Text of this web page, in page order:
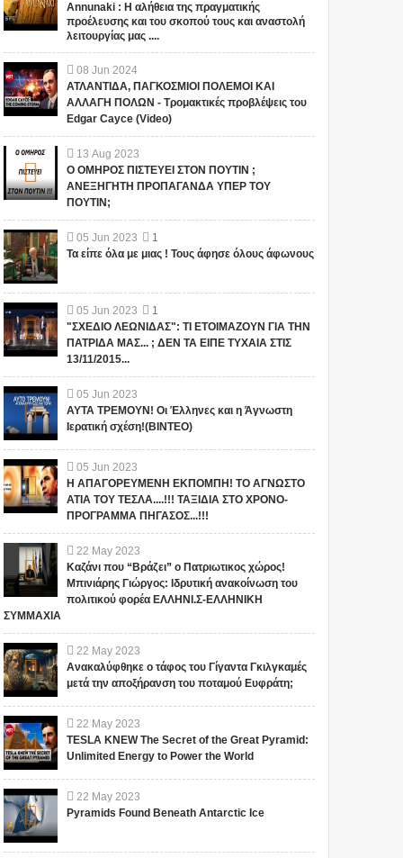
Annunaki : Η αλήθεια της πραγματικής
προέλευσης και του σκοπού τους και αναστολή
λειτουργίας μας ....
08 Jun 2024
ΑΤΛΑΝΤΙΔΑ, ΠΑΓΚΟΣΜΙΟΙ ΠΟΛΕΜΟΙ ΚΑΙ
ΑΛΛΑΓΗ ΠΟΛΩΝ - Τρομακτικές προβλέψεις του
Edgar Cayce (Video)
13 Aug 2023
Ο ΟΜΗΡΟΣ ΠΙΣΤΕΥΕΙ ΣΤΟΝ ΠΟΥΤΙΝ ;
ΑΝΕΞΗΓΗΤΗ ΠΡΟΠΑΓΑΝΔΑ ΥΠΕΡ ΤΟΥ
ΠΟΥΤΙΝ;
05 Jun 2023
1
Τα είπε όλα με μιας ! Τους άφησε όλους άφωνους
05 Jun 2023
1
"ΣΧΕΔΙΟ ΛΕΩΝΙΔΑΣ": ΤΙ ΕΤΟΙΜΑΖΟΥΝ ΓΙΑ ΤΗΝ
ΠΑΤΡΙΔΑ ΜΑΣ... ; ΔΕΝ ΤΑ ΕΙΠΕ ΤΥΧΑΙΑ ΣΤΙΣ
13/11/2015...
05 Jun 2023
ΑΥΤΑ ΤΡΕΜΟΥΝ! Οι Έλληνες και η Άγνωστη
Ιερατική σχέση!(ΒΙΝΤΕΟ)
05 Jun 2023
Η ΑΠΑΓΟΡΕΥΜΕΝΗ ΕΚΠΟΜΠΗ! ΤΟ ΑΓΝΩΣΤΟ
ΑΤΙΑ ΤΟΥ ΤΕΣΛΑ....!!! ΤΑΞΙΔΙΑ ΣΤΟ ΧΡΟΝΟ-
ΠΡΟΓΡΑΜΜΑ ΠΗΓΑΣΟΣ...!!!
22 May 2023
Καζάνι που “Βράζει” ο Πατριωτικος χώρος!
Μπινιάρης Γιώργος: Ιδρυτική ανακοίνωση του
πολιτικού φορέα ΕΛΛΗΝΙ.Σ-ΕΛΛΗΝΙΚΗ
ΣΥΜΜΑΧΙΑ
22 May 2023
Ανακαλύφθηκε ο τάφος του Γίγαντα Γκιλγκαμές
μετά την αποξήρανση του ποταμού Ευφράτη;
22 May 2023
TESLA KNEW The Secret of the Great Pyramid:
Unlimited Energy to Power the World
22 May 2023
Pyramids Found Beneath Antarctic Ice